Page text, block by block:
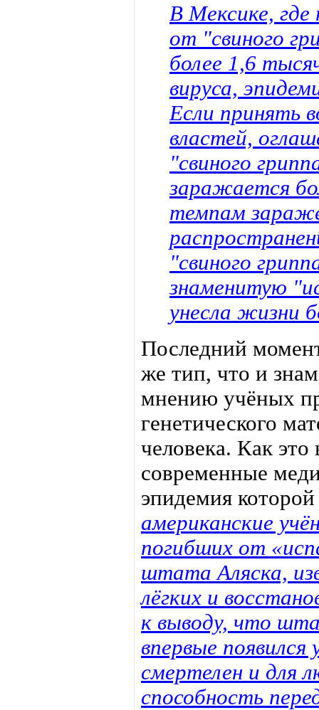
В Мексике,
от "свиного
более 1,6
вируса,
Если принять
властей,
"свиного
заражается
темпам
"свиного
знаменитую
унесла жизни
Последний
же тип, что и
мнению учёных
генетического
человека. Как
современные
эпидемия
американские
погибших от
штата Аляска,
лёгких и
к выводу, что
впервые
смертелен и для
способность